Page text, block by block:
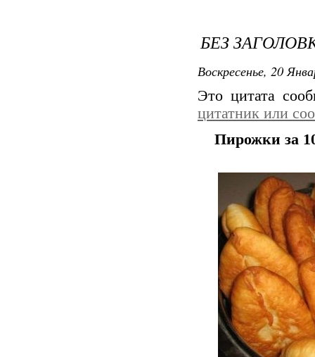
БЕЗ
Воскресенье, 20
Это цитата
цитатник или
Пирожки за